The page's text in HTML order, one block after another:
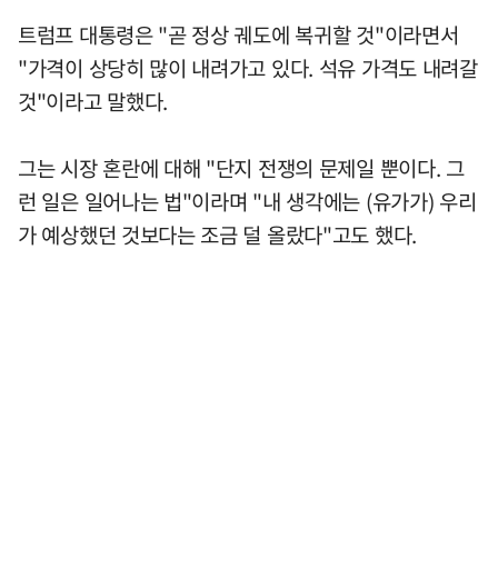
트럼프 대통령은 "곧 정상 궤도에 복귀할 것"이라면서
"가격이 상당히 많이 내려가고 있다. 석유 가격도 내려갈
것"이라고 말했다.
그는 시장 혼란에 대해 "단지 전쟁의 문제일 뿐이다. 그
런 일은 일어나는 법"이라며 "내 생각에는 (유가가) 우리
가 예상했던 것보다는 조금 덜 올랐다"고도 했다.